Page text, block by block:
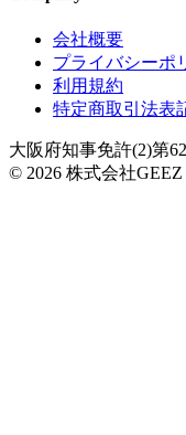
会社概要
プライバシーポ
利用規約
特定商取引法表
大阪府知事免許(2)第
© 2026 株式会社GEEZ